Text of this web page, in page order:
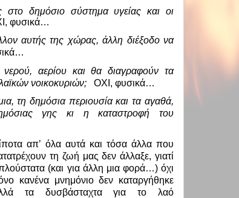
στο δημόσιο σύστημα υγείας και οι
φυσικά…
αυτής της χώρας, άλλη διέξοδο να
αερίου και θα διαγραφούν τα
νοικοκυριών; ΟΧΙ, φυσικά…
τη δημόσια περιουσία και τα αγαθά,
γης κι η καταστροφή του
απ’ όλα αυτά και τόσα άλλα που
τη ζωή μας δεν άλλαξε, γιατί
(και για άλλη μια φορά…) όχι
κανένα μνημόνιο δεν καταργήθηκε
τα δυσβάσταχτα για το λαό